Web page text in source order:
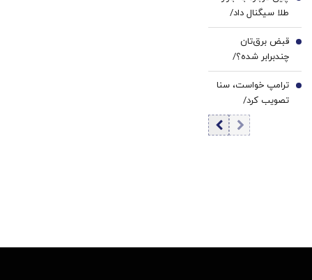
است
طلا سیگنال داد/
بزرگ‌ترین خرید از
۲۰۲۳ ثبت شد
قبض برق‌تان
چندبرابر شده؟/
دلیلش این پله‌های
تعرفه‌ای است
6
ترامپ خواست، سنا
تصویب کرد/
تحریم‌های تازه
علیه ایران در راه
7